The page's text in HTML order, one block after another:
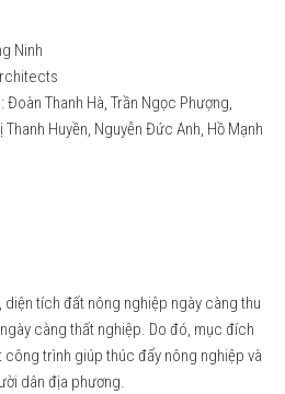
Ninh
Thanh Hà, Trần Ngọc Phượng,
Thanh Huyền, Nguyễn Đức Anh, Hồ Mạnh
diện tích đất nông nghiệp ngày càng thu
càng thất nghiệp. Do đó, mục đích
công trình giúp thúc đẩy nông nghiệp và
dân địa phương.